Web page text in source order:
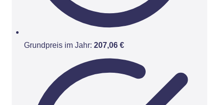
Grundpreis im Jahr: 207,06 €